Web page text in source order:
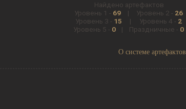
Найдено артефактов
Уровень 1 - 69 | Уровень 2 - 26
Уровень 3 - 15 | Уровень 4 - 2
Уровень 5 - 0 | Праздничные - 0
О системе артефактов